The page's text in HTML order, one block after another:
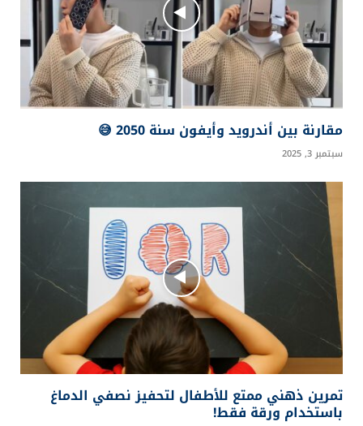
مقارنة بين أندرويد وأيفون سنة 2050 😅
سبتمبر 3, 2025
تمرين ذهني ممتع للأطفال لتحفيز نصفي الدماغ
باستخدام ورقة فقط!